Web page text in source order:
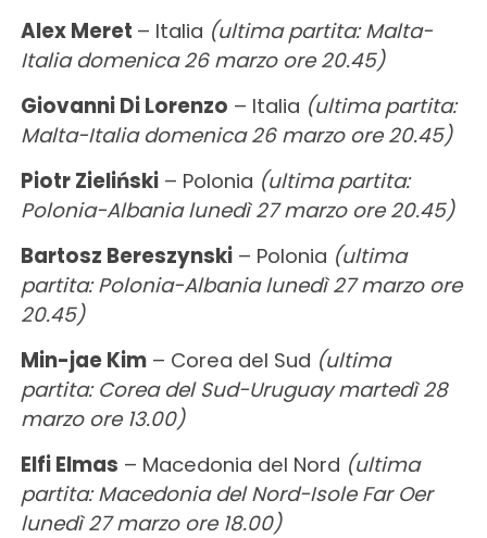
Alex Meret – Italia (ultima partita: Malta-
Italia domenica 26 marzo ore 20.45)
Giovanni Di Lorenzo – Italia (ultima partita:
Malta-Italia domenica 26 marzo ore 20.45)
Piotr Zieliński– Polonia (ultima partita:
Polonia-Albania lunedì 27 marzo ore 20.45)
Bartosz Bereszynski– Polonia (ultima
partita: Polonia-Albania lunedì 27 marzo ore
20.45)
Min-jae Kim– Corea del Sud (ultima
partita: Corea del Sud-Uruguay martedì 28
marzo ore 13.00)
Elfi Elmas – Macedonia del Nord (ultima
partita: Macedonia del Nord-Isole Far Oer
lunedì 27 marzo ore 18.00)